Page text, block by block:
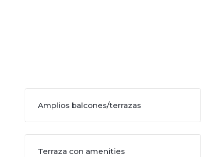
Amplios balcones/terrazas
Terraza con amenities